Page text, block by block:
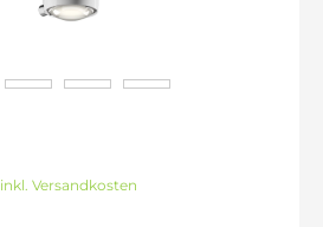
inkl. Versandkosten